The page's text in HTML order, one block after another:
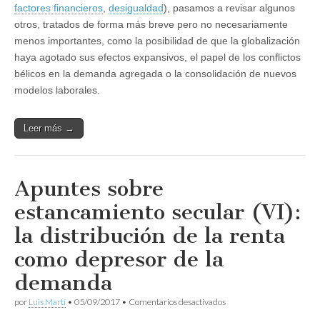
factores financieros desigualdad), pasamos a revisar algunos
otros, tratados de forma más breve pero no necesariamente
menos importantes, como la posibilidad de que la globalización
haya agotado sus efectos expansivos, el papel de los conflictos
bélicos en la demanda agregada o la consolidación de nuevos
modelos laborales.
Leer más →
Apuntes sobre
estancamiento secular (VI):
la distribución de la renta
como depresor de la
demanda
por Luis Martí • 05/09/2017 • Comentarios desactivadosen